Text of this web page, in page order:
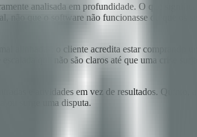
analisada em profundidade. O que significa
não que o software não funcionasse ou que os
alinhadas: o cliente acredita estar comprando
que não são claros até que uma crise
e atividades em vez de resultados. Quinto,
ou surge uma disputa.